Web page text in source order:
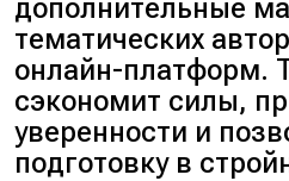
дополнительные
тематических
онлайн-платформ.
сэкономит силы,
уверенности и
подготовку в